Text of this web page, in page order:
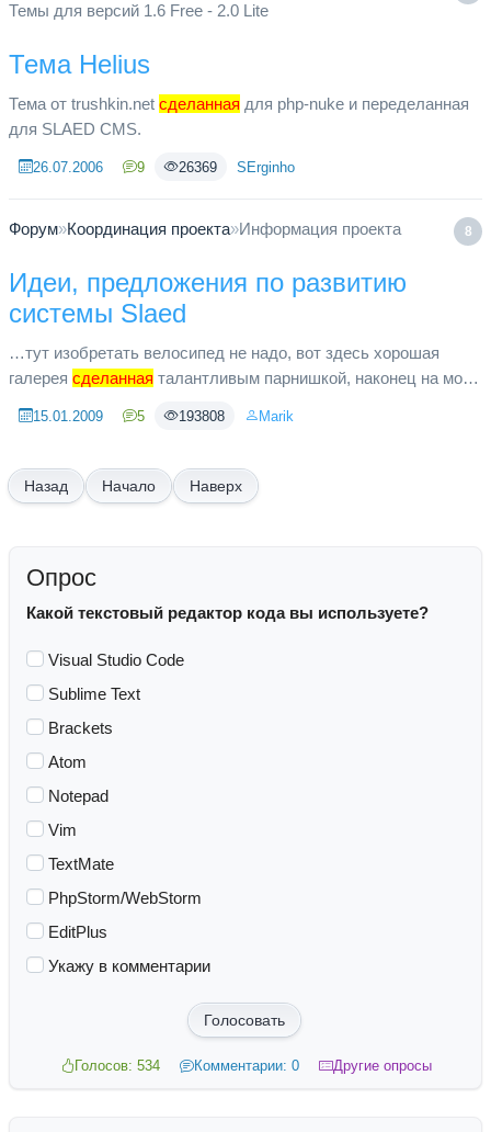
Темы для версий 1.6 Free - 2.0 Lite
Тема Helius
Тема от trushkin.net сделанная для php-nuke и переделанная
для SLAED CMS.
26.07.2006 9 26369 SErginho
8
Форум»Координация проекта»Информация проекта
Идеи, предложения по развитию
системы Slaed
…тут изобретать велосипед не надо, вот здесь хорошая
галерея сделанная талантливым парнишкой, наконец на моем
кинуть клич ...
15.01.2009 5 193808 Marik
Начало Наверх
Опрос
Какой текстовый редактор кода вы используете?
Visual Studio Code
Sublime Text
Brackets
Atom
Notepad
Vim
TextMate
PhpStorm/WebStorm
EditPlus
Укажу в комментарии
Голосовать
Голосов: 534 Комментарии: 0 Другие опросы